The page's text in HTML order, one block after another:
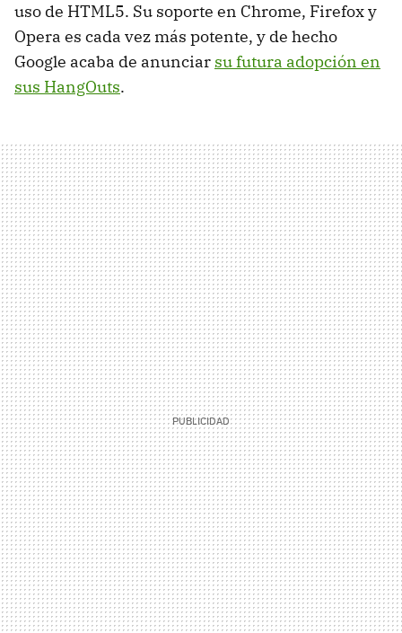
uso de HTML5. Su soporte en Chrome, Firefox y
Opera es cada vez más potente, y de hecho
Google acaba de anunciar su futura adopción en
sus HangOuts.